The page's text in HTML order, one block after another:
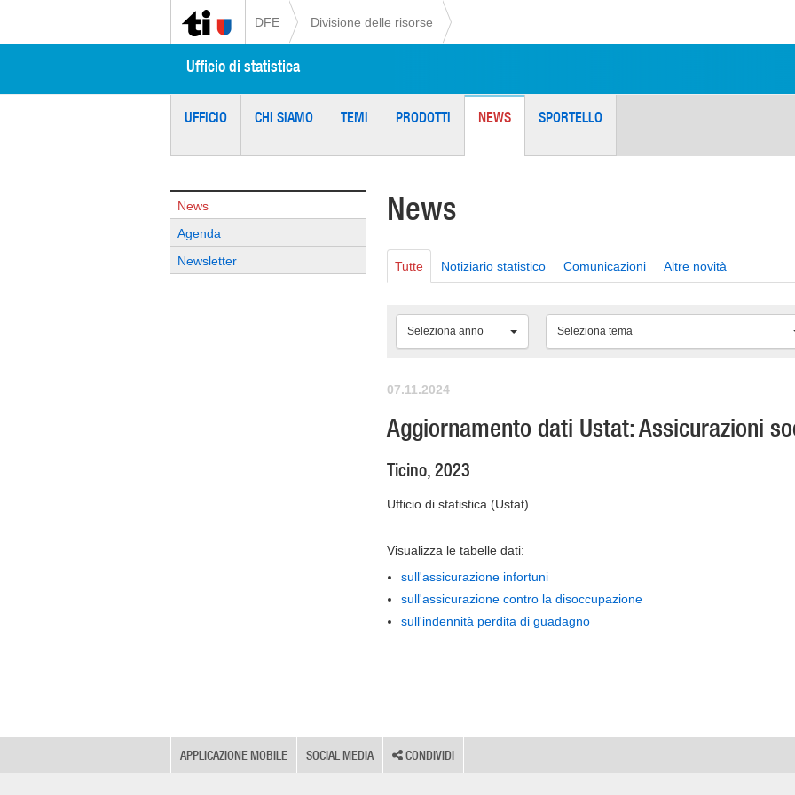
DFE Divisione delle risorse
Ufficio di statistica
UFFICIO CHI SIAMO TEMI PRODOTTI NEWS SPORTELLO
News
Agenda
Newsletter
News
Tutte Notiziario statistico Comunicazioni Altre novità
Seleziona anno Seleziona tema
07.11.2024
Aggiornamento dati Ustat: Assicurazioni
Ticino, 2023
Ufficio di statistica (Ustat)
Visualizza le tabelle dati:
sull'assicurazione infortuni
sull'assicurazione contro la disoccupazione
sull'indennità perdita di guadagno
APPLICAZIONE MOBILE SOCIAL MEDIA CONDIVIDI